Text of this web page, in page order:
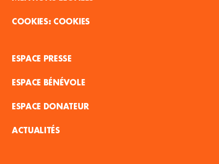
COOKIES
ESPACE PRESSE
ESPACE BÉNÉVOLE
ESPACE DONATEUR
ACTUALITÉS